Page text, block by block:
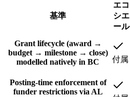
基準
エコ
シエ
ール
Grant lifecycle (award →
budget → milestone → close)
modelled natively in BC
付属
Posting-time enforcement of
funder restrictions via AL